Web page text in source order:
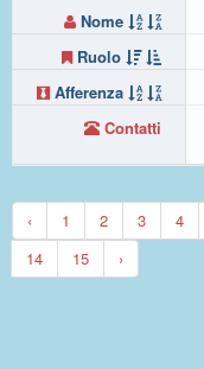
Nome
Ruolo
Afferenza
Contatti
‹ 1 2 3 4
14
15 ›